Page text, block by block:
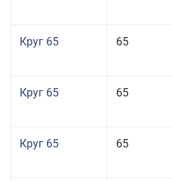
Круг 65 65
Круг 65 65
Круг 65 65